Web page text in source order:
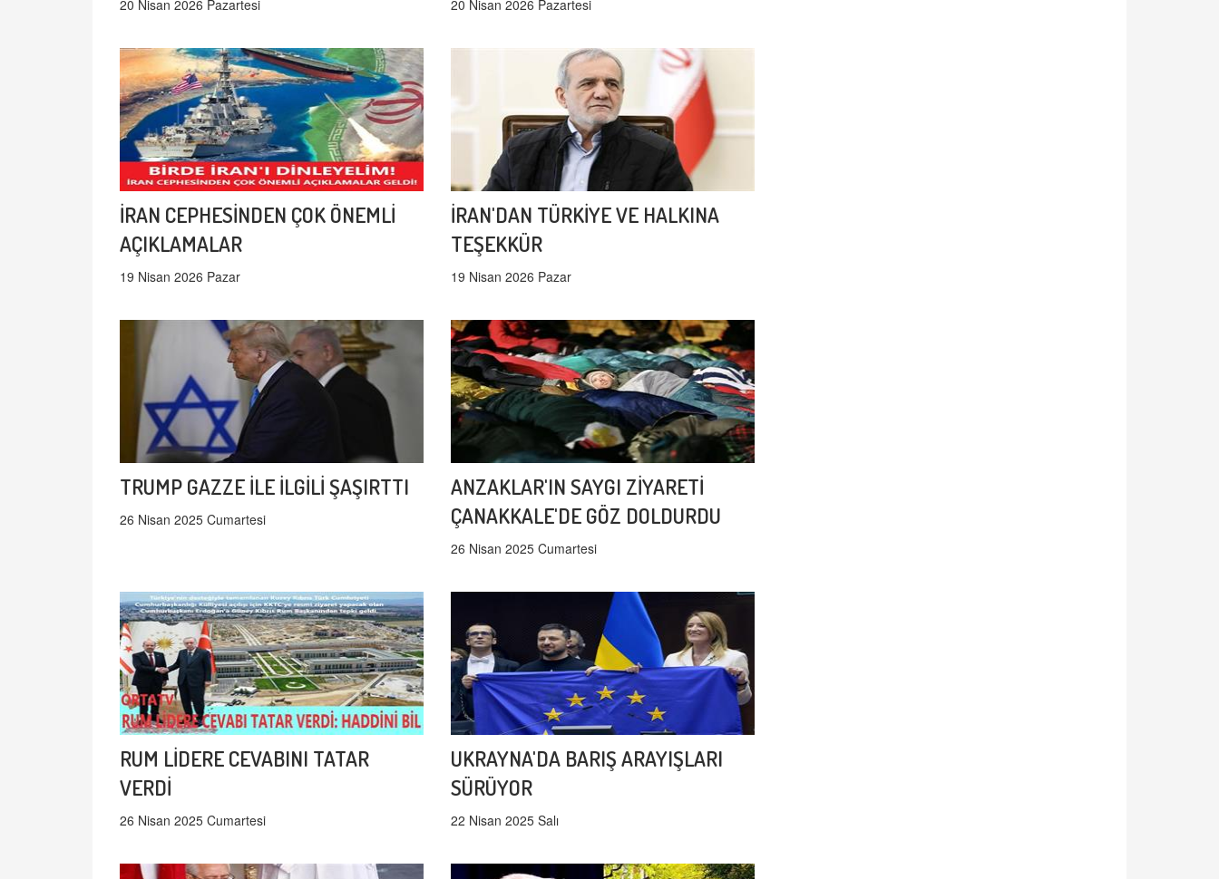
20 Nisan 2026 Pazartesi 20 Nisan 2026 Pazartesi
İRAN CEPHESİNDEN ÇOK ÖNEMLİ
AÇIKLAMALAR
19 Nisan 2026 Pazar
İRAN'DAN TÜRKİYE VE HALKINA
TEŞEKKÜR
19 Nisan 2026 Pazar
TRUMP GAZZE İLE İLGİLİ ŞAŞIRTTI
26 Nisan 2025 Cumartesi
ANZAKLAR'IN SAYGI ZİYARETİ
ÇANAKKALE'DE GÖZ DOLDURDU
26 Nisan 2025 Cumartesi
RUM LİDERE CEVABINI TATAR
VERDİ
26 Nisan 2025 Cumartesi
UKRAYNA'DA BARIŞ ARAYIŞLARI
SÜRÜYOR
22 Nisan 2025 Salı